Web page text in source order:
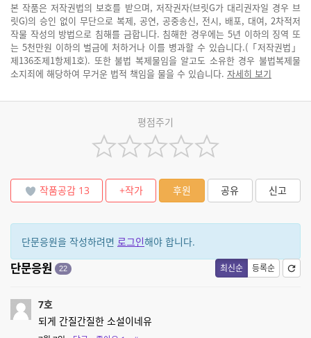
본 작품은 저작권법의 보호를 받으며, 저작권자(브릿G가 대리권자일 경우 브
릿G)의 승인 없이 무단으로 복제, 공연, 공중송신, 전시, 배포, 대여, 2차적저
작물 작성의 방법으로 침해를 금합니다. 침해한 경우에는 5년 이하의 징역 또
는 5천만원 이하의 벌금에 처하거나 이를 병과할 수 있습니다.(「저작권법」
제136조제1항제1호). 또한 불법 복제물임을 알고도 소유한 경우 불법복제물
소지죄에 해당하여 무거운 법적 책임을 물을 수 있습니다. 자세히 보기
평점주기
작품공감 13 +작가 후원 공유 신고
단문응원을 작성하려면 로그인해야 합니다.
최신순 등록순
단문응원 22
7호
되게 간질간질한 소설이네유